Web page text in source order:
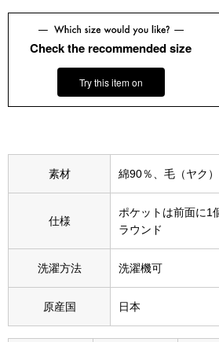
Miss Kyouko／ミスキョウコ
ビー すべて
Check the recommended size
Try this item on
素材 綿90％、毛（ヤク
仕様
ポケットは前面に1
ラウンド
洗濯方法 洗濯機可
原産国 日本